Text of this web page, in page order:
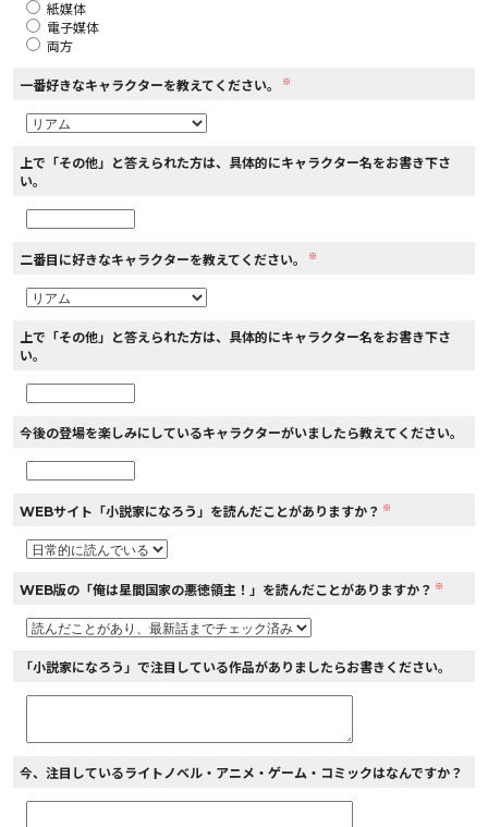
紙媒体
電子媒体
両方
一番好きなキャラクターを教えてください。 ※
上で「その他」と答えられた方は、具体的にキャラクター名をお書き下さ
い。
二番目に好きなキャラクターを教えてください。 ※
上で「その他」と答えられた方は、具体的にキャラクター名をお書き下さ
い。
今後の登場を楽しみにしているキャラクターがいましたら教えてください。
WEBサイト「小説家になろう」を読んだことがありますか？ ※
WEB版の「俺は星間国家の悪徳領主！」を読んだことがありますか？ ※
「小説家になろう」で注目している作品がありましたらお書きください。
今、注目しているライトノベル・アニメ・ゲーム・コミックはなんですか？